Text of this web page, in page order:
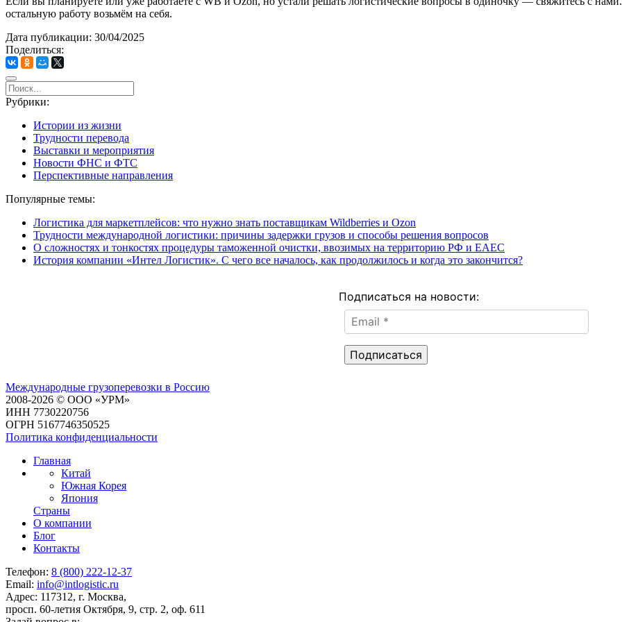
остальную работу возьмём на себя.
Дата публикации: 30/04/2025
Поделиться:
Рубрики:
Истории из жизни
Трудности перевода
Выставки и мероприятия
Новости ФНС и ФТС
Перспективные направления
Популярные темы:
Логистика для маркетплейсов: что нужно знать поставщикам Wildberries и Ozon
Трудности международной логистики: причины задержки грузов и способы решения вопросов
О сложностях и тонкостях процедуры таможенной очистки, ввозимых на территорию РФ и ЕАЕС
История компании «Интел Логистик». С чего все началось, как продолжилось и когда это закончится?
Подписаться на новости:
Подписаться
Международные грузоперевозки в Россию
2008-2026 © ООО «УРМ»
ИНН 7730220756
ОГРН 5167746350525
Политика конфиденциальности
Главная
Китай
Южная Корея
Япония
Страны
О компании
Блог
Контакты
Телефон: 8 (800) 222-12-37
Email: info@intlogistic.ru
Адрес: 117312, г. Москва,
просп. 60-летия Октября, 9, стр. 2, оф. 611